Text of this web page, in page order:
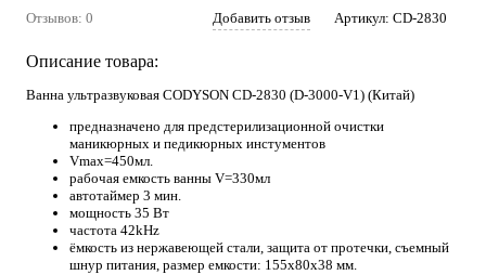
Отзывов: 0 Добавить отзыв Артикул: CD-2830
Описание товара:
Ванна ультразвуковая CODYSON CD-2830 (D-3000-V1) (Китай)
предназначено для предстерилизационной очистки
маникюрных и педикюрных инстументов
Vmax=450мл.
рабочая емкость ванны V=330мл
автотаймер 3 мин.
мощность 35 Вт
частота 42kHz
ёмкость из нержавеющей стали, защита от протечки, съемный
шнур питания, размер емкости: 155х80х38 мм.